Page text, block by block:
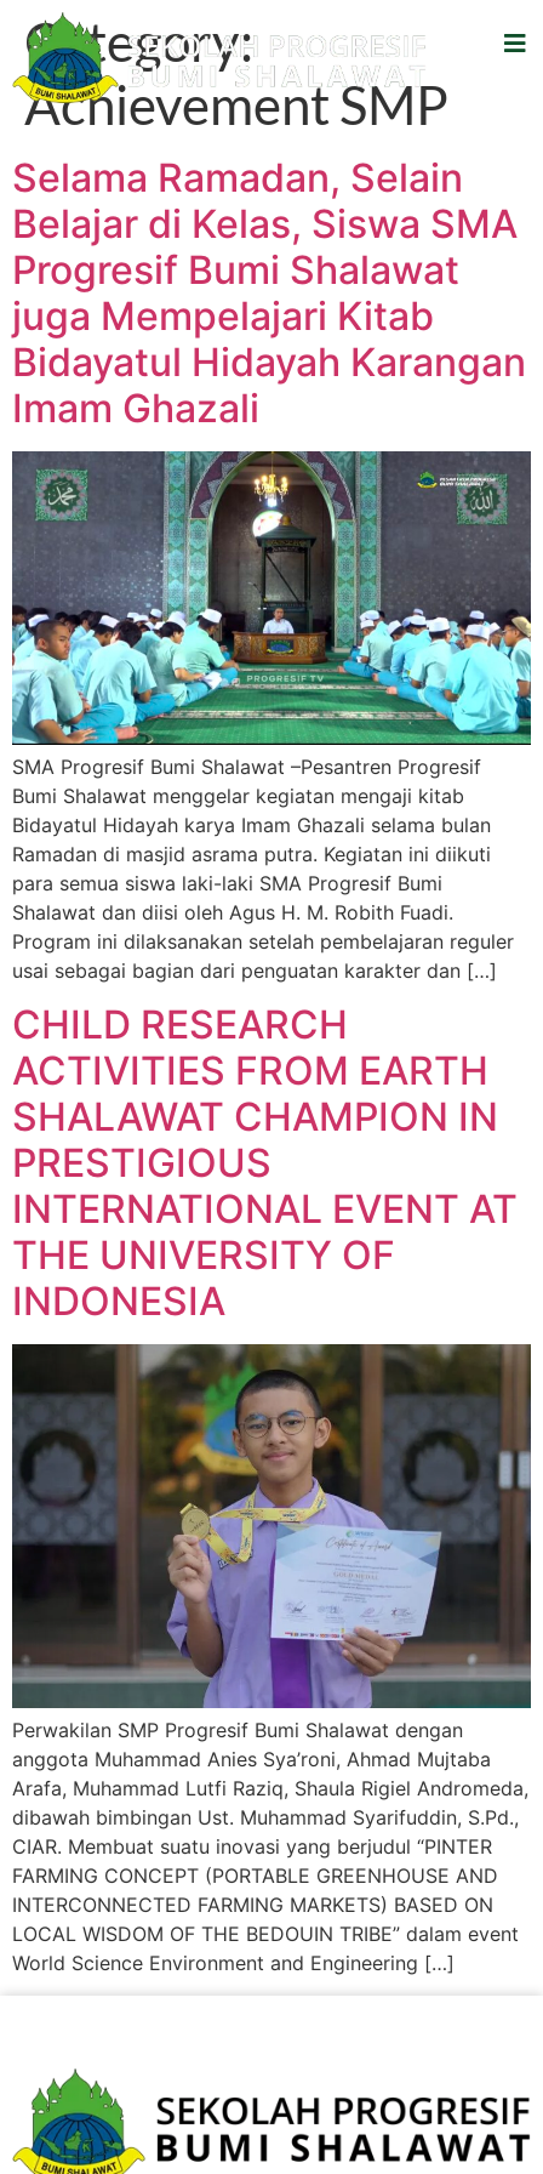
Category:
Achievement SMP
Selama Ramadan, Selain
Belajar di Kelas, Siswa SMA
Progresif Bumi Shalawat
juga Mempelajari Kitab
Bidayatul Hidayah Karangan
Imam Ghazali
SMA Progresif Bumi Shalawat –Pesantren Progresif
Bumi Shalawat menggelar kegiatan mengaji kitab
Bidayatul Hidayah karya Imam Ghazali selama bulan
Ramadan di masjid asrama putra. Kegiatan ini diikuti
para semua siswa laki-laki SMA Progresif Bumi
Shalawat dan diisi oleh Agus H. M. Robith Fuadi.
Program ini dilaksanakan setelah pembelajaran reguler
usai sebagai bagian dari penguatan karakter dan […]
CHILD RESEARCH
ACTIVITIES FROM EARTH
SHALAWAT CHAMPION IN
PRESTIGIOUS
INTERNATIONAL EVENT AT
THE UNIVERSITY OF
INDONESIA
Perwakilan SMP Progresif Bumi Shalawat dengan
anggota Muhammad Anies Sya’roni, Ahmad Mujtaba
Arafa, Muhammad Lutfi Raziq, Shaula Rigiel Andromeda,
dibawah bimbingan Ust. Muhammad Syarifuddin, S.Pd.,
CIAR. Membuat suatu inovasi yang berjudul “PINTER
FARMING CONCEPT (PORTABLE GREENHOUSE AND
INTERCONNECTED FARMING MARKETS) BASED ON
LOCAL WISDOM OF THE BEDOUIN TRIBE” dalam event
World Science Environment and Engineering […]